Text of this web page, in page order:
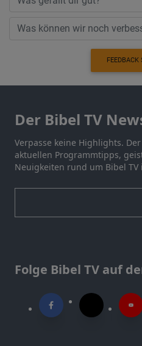
FEEDBACK
Der Bibel TV
Verpasse keine Highlights.
aktuellen Programmtipps,
Neuigkeiten rund um Bibel
Folge Bibel TV auf